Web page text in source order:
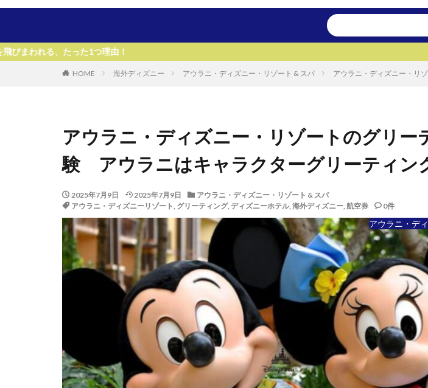
た1つ理由！
HOME 海外ディズニー アウラニ・ディズニー・リゾート & スパ アウラニ・ディズニー・リ
アウラニ・ディズニー・リゾートのグリー
験 アウラニはキャラクターグリーティン
2025年7月9日 2025年7月9日
アウラニ・ディズニー・リゾート & スパ
アウラニ・ディズニーリゾート, グリーティング, ディズニーホテル, 海外ディズニー, 航空券 0件
アウラニ・デ